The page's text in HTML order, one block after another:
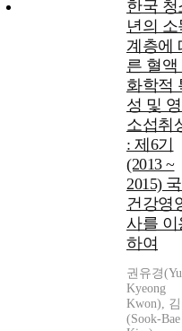
한국 청
년의 소
계층에
른 혈액
화학적
성 및
소섭취
: 제6기
(2013 ~
2015)
건강영
사를 이
하여
권유경
Kyeong
Kwon),
(Sook-Bae